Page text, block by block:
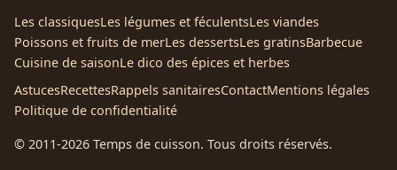
Les classiquesLes légumes et féculentsLes viandes
Poissons et fruits de merLes dessertsLes gratinsBarbecue
Cuisine de saisonLe dico des épices et herbes
AstucesRecettesRappels sanitairesContactMentions légales
Politique de confidentialité
© 2011-2026 Temps de cuisson. Tous droits réservés.